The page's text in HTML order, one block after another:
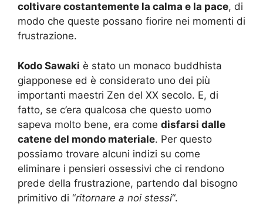
coltivare costantemente la calma e la pace, di
modo che queste possano fiorire nei momenti di
frustrazione.
Kodo Sawaki è stato un monaco buddhista
giapponese ed è considerato uno dei più
importanti maestri Zen del XX secolo. E, di
fatto, se c’era qualcosa che questo uomo
sapeva molto bene, era come disfarsi dalle
catene del mondo materiale. Per questo
possiamo trovare alcuni indizi su come
eliminare i pensieri ossessivi che ci rendono
prede della frustrazione, partendo dal bisogno
primitivo di “ritornare a noi stessi“.